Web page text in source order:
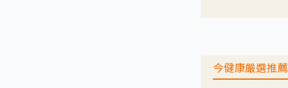
今健康嚴選推薦